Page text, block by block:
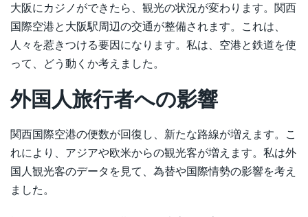
大阪にカジノができたら、観光の状況が変わります。関西
国際空港と大阪駅周辺の交通が整備されます。これは、
人々を惹きつける要因になります。私は、空港と鉄道を使
って、どう動くか考えました。
外国人旅行者への影響
関西国際空港の便数が回復し、新たな路線が増えます。こ
れにより、アジアや欧米からの観光客が増えます。私は外
国人観光客のデータを見て、為替や国際情勢の影響を考え
ました。